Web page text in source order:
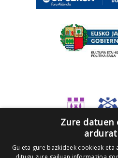
Zure datuen
Gu eta gure bazkideek cookieak